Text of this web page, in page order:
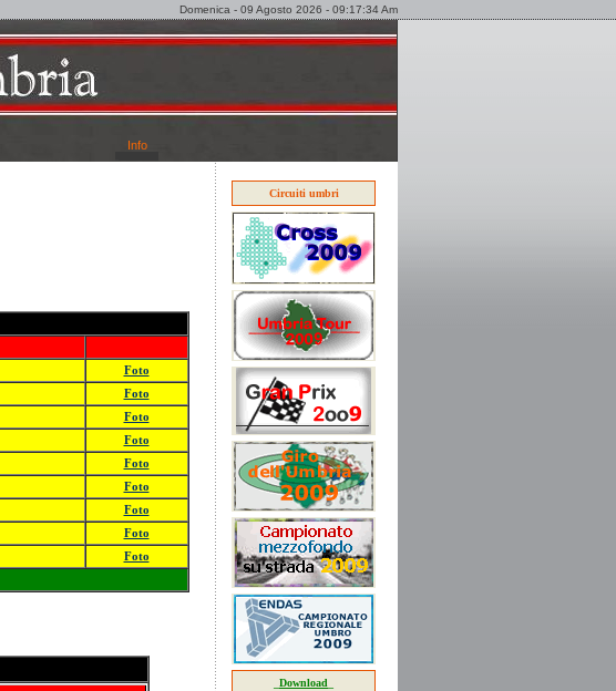
Domenica - 09 Agosto 2026 - 09:17:34 Am
Info
Circuiti umbri
Download
Foto
Foto
Foto
Foto
Foto
Foto
Foto
Foto
Foto